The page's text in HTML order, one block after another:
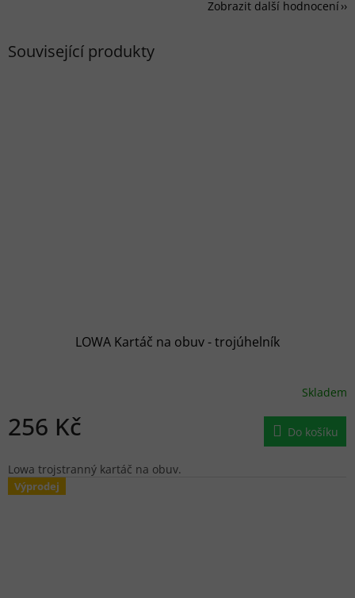
Související produkty
LOWA Kartáč na obuv - trojúhelník
Skladem
256 Kč Do košíku
Lowa trojstranný kartáč na obuv.
Výprodej
Zobrazit další hodnocení